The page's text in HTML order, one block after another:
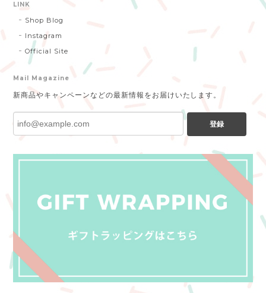
LINK
Shop Blog
Instagram
Official Site
Mail Magazine
新商品やキャンペーンなどの最新情報をお届けいたします。
登録